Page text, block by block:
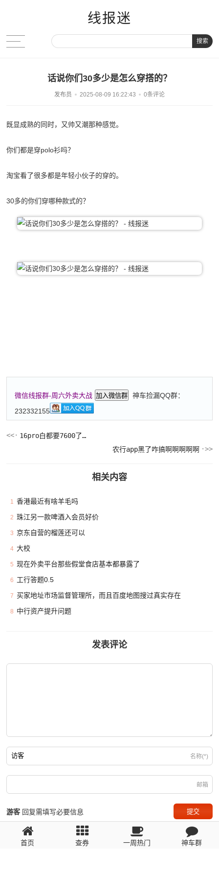
线报迷
搜索
话说你们30多少是怎么穿搭的？
发布员 2025-08-09 16:22:43 0条评论
既显成熟的同时，又帅又潮那种感觉。
你们都是穿polo衫吗？
淘宝看了很多都是年轻小伙子的穿的。
30多的你们穿哪种款式的？
微信线报群-周六外卖大战 加入微信群
神车捡漏QQ群：
232332155
16pro白都要7600了…
农行app黑了咋搞啊啊啊啊啊
相关内容
1 香港最近有啥羊毛吗
2 珠江另一款啤酒入会员好价
3 京东自营的榴莲还可以
4 大校
5 现在外卖平台那些假堂食店基本都暴露了
6 工行答题0.5
7 买家地址市场监督管理所，而且百度地图搜过真实存在
8 中行资产提升问题
发表评论
名称(*)
邮箱
游客 回复需填写必要信息
首页 查券 一周热门 神车群